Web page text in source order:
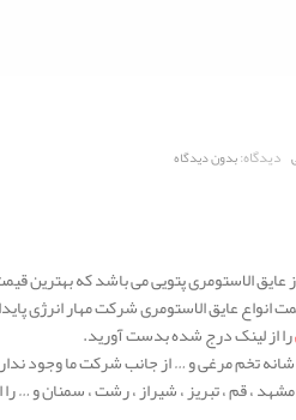
دیدگاه:بدون دیدگاه
الاستومری پتویی می باشد که بهترین قیمت
انواع عایق الاستومری شرکت مهار انرژی
را از لینک درج شده بدست آورید.
تخم مرغی و … از جانب شرکت ما وجود
، قم ، تبریز ، شیراز ، رشت ، سمنان و … را